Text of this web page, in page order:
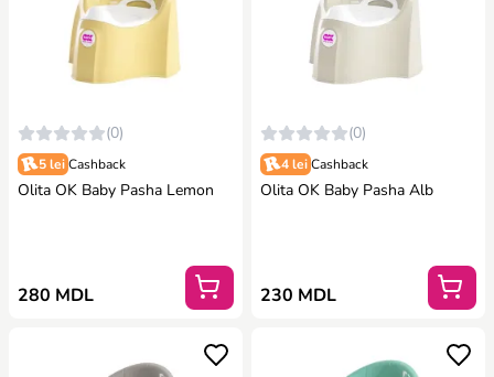
(0)
5 lei Cashback
Olita OK Baby Pasha Lemon
280 MDL
(0)
4 lei Cashback
Olita OK Baby Pasha Alb
230 MDL